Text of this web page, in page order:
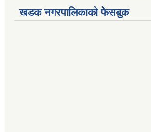
खडक नगरपालिकाको फेसबुक